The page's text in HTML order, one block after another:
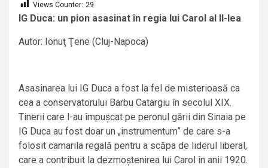
Views Counter: 29
IG Duca: un pion asasinat în regia lui Carol al II-lea
Autor: Ionuţ Ţene (Cluj-Napoca)
Asasinarea lui IG Duca a fost la fel de misterioasă ca
cea a conservatorului Barbu Catargiu în secolul XIX.
Tinerii care l-au împușcat pe peronul gării din Sinaia pe
IG Duca au fost doar un „instrumentum” de care s-a
folosit camarila regală pentru a scăpa de liderul liberal,
care a contribuit la dezmoștenirea lui Carol în anii 1920.